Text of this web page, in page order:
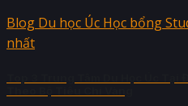
Blog Du học Úc Học bổng
nhất